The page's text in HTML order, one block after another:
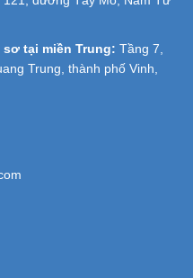
tại miền Trung: Tầng 7,
Trung, thành phố Vinh,